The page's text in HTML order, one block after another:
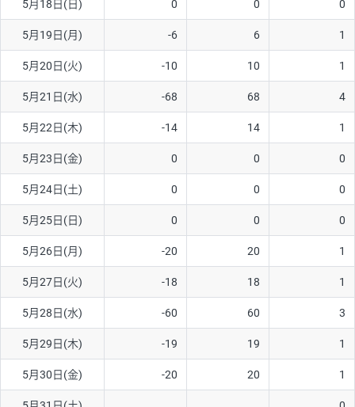
ソ/円は10万通貨単位。
5月18日(日) 0 0 0
5月19日(月) -6 6 1
5月20日(火) -10 10 1
5月21日(水) -68 68 4
5月22日(木) -14 14 1
5月23日(金) 0 0 0
5月24日(土) 0 0 0
5月25日(日) 0 0 0
5月26日(月) -20 20 1
5月27日(火) -18 18 1
5月28日(水) -60 60 3
5月29日(木) -19 19 1
5月30日(金) -20 20 1